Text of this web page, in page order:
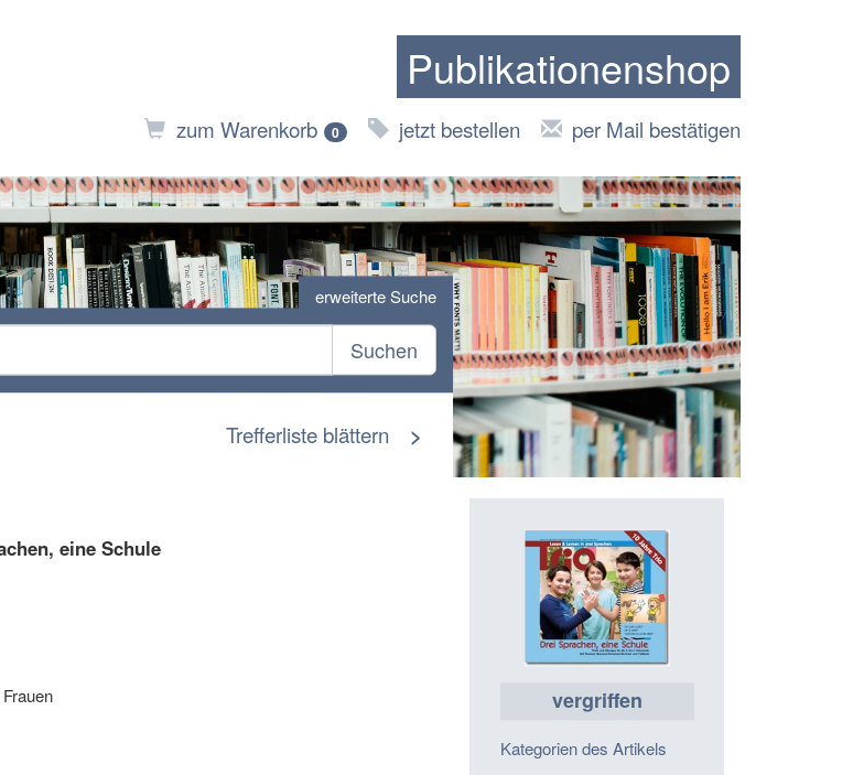
Publikationenshop
zum Warenkorb 0 jetzt bestellen per Mail bestätigen
erweiterte Suche
Suchen
Trefferliste blättern >
eine Schule
vergriffen
Kategorien des Artikels